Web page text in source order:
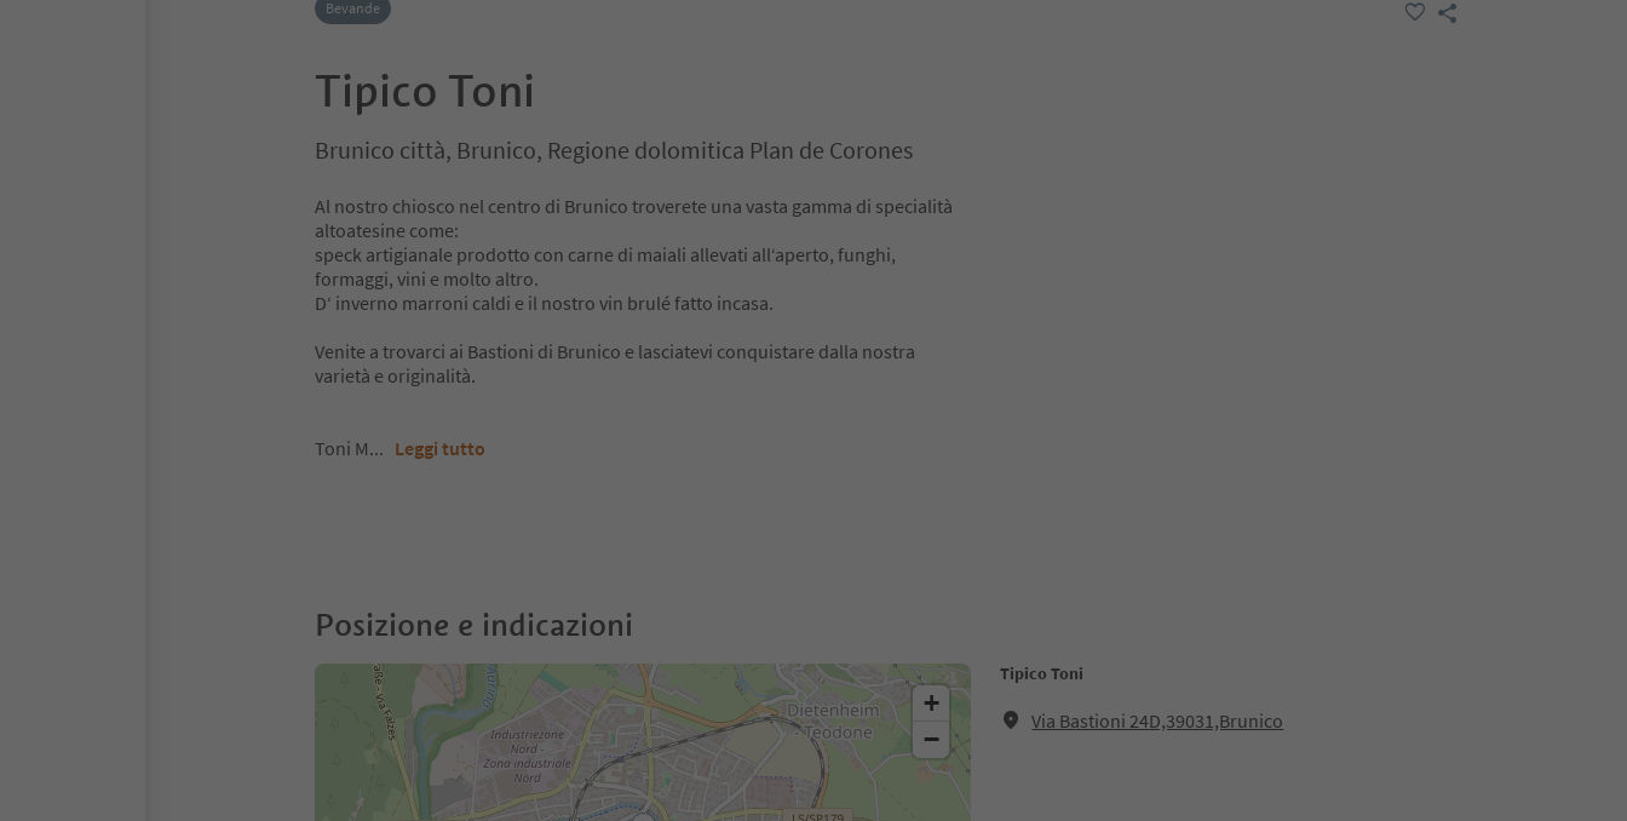
Bevande
Tipico Toni
Brunico città, Brunico, Regione dolomitica Plan de Corones
Al nostro chiosco nel centro di Brunico troverete una vasta gamma di specialità
altoatesine come:
speck artigianale prodotto con carne di maiali allevati all‘aperto, funghi,
formaggi, vini e molto altro.
D‘ inverno marroni caldi e il nostro vin brulé fatto incasa.
Venite a trovarci ai Bastioni di Brunico e lasciatevi conquistare dalla nostra
varietà e originalità.
Toni M... Leggi tutto
Posizione e indicazioni
Tipico Toni
Via Bastioni 24D,39031,Brunico
+
−